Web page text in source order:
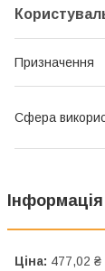
Призначення
Сфера
Ціна: 477,02 ₴